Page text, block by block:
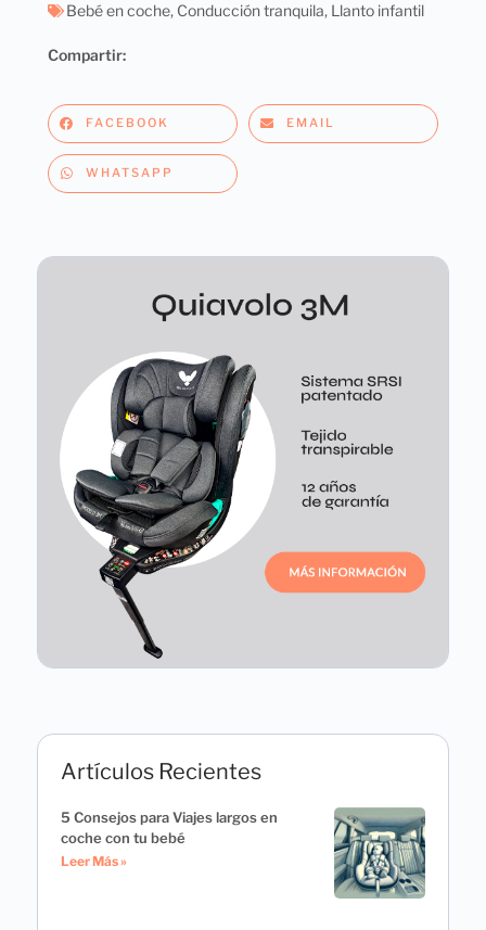
Bebé en coche, Conducción tranquila, Llanto infantil
Compartir:
FACEBOOK EMAIL
WHATSAPP
Artículos Recientes
5 Consejos para Viajes largos en
coche con tu bebé
Leer Más »